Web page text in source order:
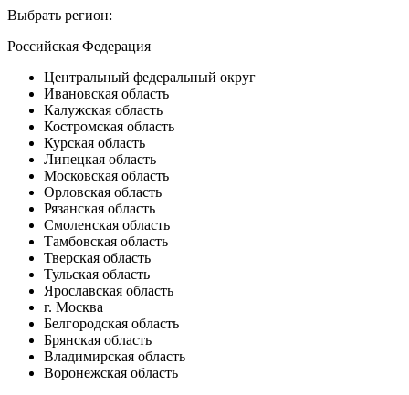
Выбрать регион:
Российская Федерация
Центральный федеральный округ
Ивановская область
Калужская область
Костромская область
Курская область
Липецкая область
Московская область
Орловская область
Рязанская область
Смоленская область
Тамбовская область
Тверская область
Тульская область
Ярославская область
г. Москва
Белгородская область
Брянская область
Владимирская область
Воронежская область